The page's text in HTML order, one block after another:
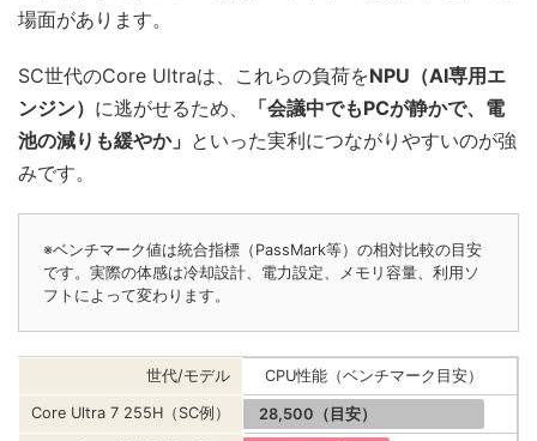
場面があります。
SC世代のCore Ultraは、これらの負荷をNPU（AI専用エ
ンジン） に逃がせるため、
「会議中でもPCが静かで、電
池の減りも緩やか」 といった実利につながりやすいのが強
みです。
※ベンチマーク値は統合指標（PassMark等）の相対比較の目安
です。実際の体感は冷却設計、電力設定、メモリ容量、利用ソ
フトによって変わります。
世代/モデル CPU性能（ベンチマーク目安）
Core Ultra 7 255H（SC例） 28,500（目安）